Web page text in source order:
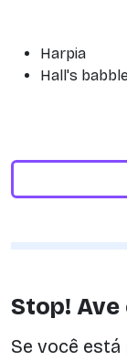
Harpia
Hall's
Stop! Ave
Se você